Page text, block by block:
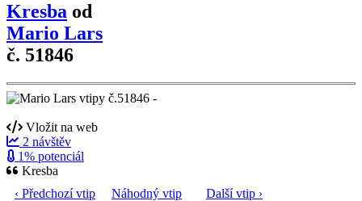
Kresba od
Mario Lars
č. 51846
Vložit na web
2 návštěv
1% potenciál
Kresba
‹ Předchozí vtip
Náhodný vtip Další vtip ›